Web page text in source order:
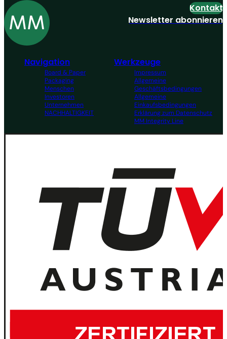
Navigation
Board & Paper
Packaging
Menschen
Investoren
Unternehmen
NACHHALTIGKEIT
Werkzeuge
Impressum
Allgemeine
Geschäftsbedingungen
Allgemeine
Einkaufsbedingungen
Erklärung zum Datenschutz
MM Integrity Line
Kontakt
Newsletter abonnieren